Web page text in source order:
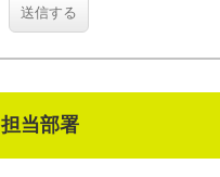
送信する
担当部署